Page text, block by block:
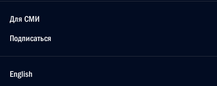
Для СМИ
Подписаться
English